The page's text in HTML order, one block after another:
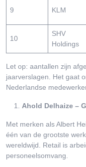
9 KLM
10
SHV
Holdings
Let op: aantallen zijn
jaarverslagen. Het gaat
Nederlandse
Ahold Delhaize –
Met merken als Albert
één van de grootste
wereldwijd. Retail is
personeelsomvang.